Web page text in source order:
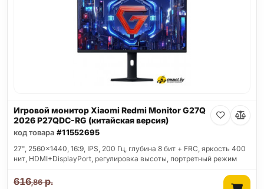
Игровой монитор Xiaomi Redmi Monitor G27Q
2026 P27QDC-RG (китайская версия)
код товара #11552695
27", 2560x1440, 16:9, IPS, 200 Гц, глубина 8 бит + FRC, яркость 400
нит, HDMI+DisplayPort, регулировка высоты, портретный режим
616,86р.